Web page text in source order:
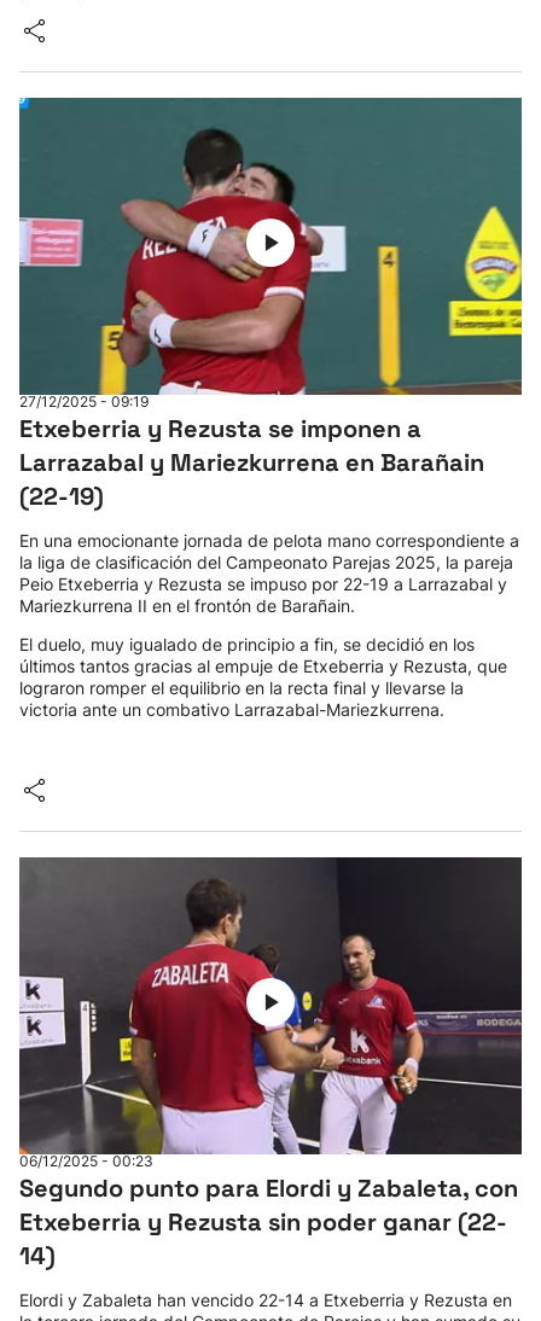
27/12/2025 - 09:19
Etxeberria y Rezusta se imponen a
Larrazabal y Mariezkurrena en Barañain
(22-19)
En una emocionante jornada de pelota mano correspondiente a
la liga de clasificación del Campeonato Parejas 2025, la pareja
Peio Etxeberria y Rezusta se impuso por 22-19 a Larrazabal y
Mariezkurrena II en el frontón de Barañain.
El duelo, muy igualado de principio a fin, se decidió en los
últimos tantos gracias al empuje de Etxeberria y Rezusta, que
lograron romper el equilibrio en la recta final y llevarse la
victoria ante un combativo Larrazabal-Mariezkurrena.
06/12/2025 - 00:23
Segundo punto para Elordi y Zabaleta, con
Etxeberria y Rezusta sin poder ganar (22-
14)
Elordi y Zabaleta han vencido 22-14 a Etxeberria y Rezusta en